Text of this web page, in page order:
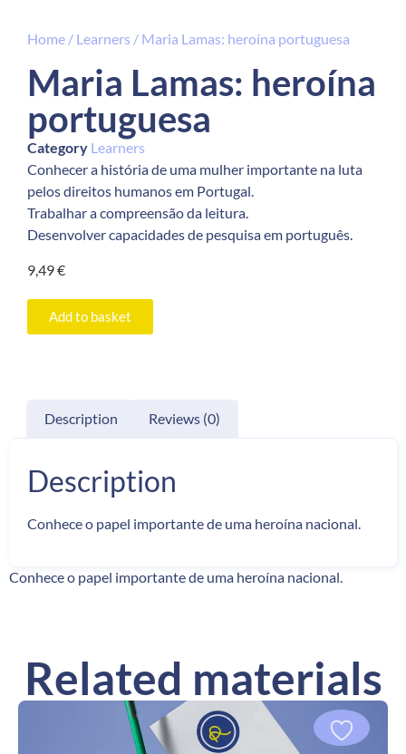
Home / Learners / Maria Lamas: heroína portuguesa
Maria Lamas: heroína
portuguesa
Category Learners
Conhecer a história de uma mulher importante na luta
pelos direitos humanos em Portugal.
Trabalhar a compreensão da leitura.
Desenvolver capacidades de pesquisa em português.
9,49€
Add to basket
Description Reviews (0)
Description
Conhece o papel importante de uma heroína nacional.
Conhece o papel importante de uma heroína nacional.
Related materials